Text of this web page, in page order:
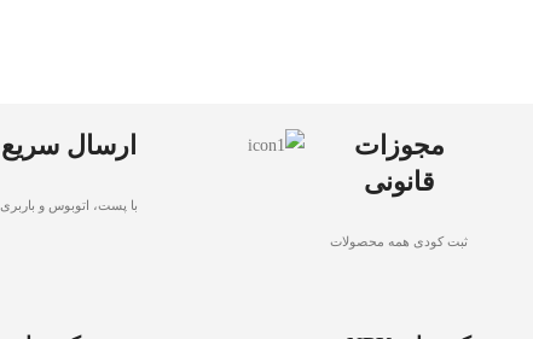
مجوزات
قانونی
ثبت کودی همه محصولات
ارسال سریع
با پست، اتوبوس و باربری